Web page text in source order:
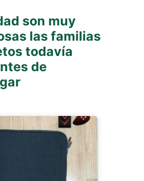
son muy
las familias
todavía
de